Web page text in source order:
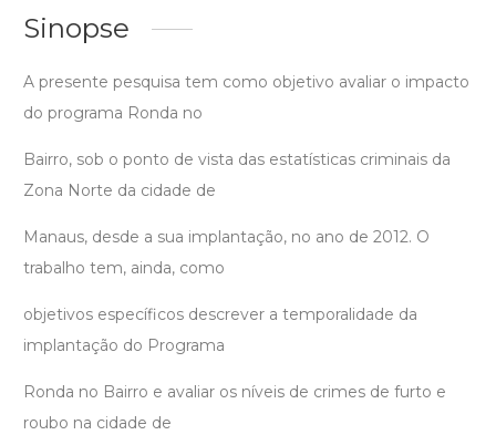
Sinopse
A presente pesquisa tem como objetivo avaliar o impacto
do programa Ronda no
Bairro, sob o ponto de vista das estatísticas criminais da
Zona Norte da cidade de
Manaus, desde a sua implantação, no ano de 2012. O
trabalho tem, ainda, como
objetivos específicos descrever a temporalidade da
implantação do Programa
Ronda no Bairro e avaliar os níveis de crimes de furto e
roubo na cidade de